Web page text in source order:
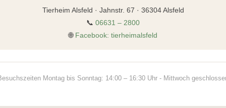
Tierheim Alsfeld · Jahnstr. 67 · 36304 Alsfeld
📞 06631 – 2800
🌐 Facebook: tierheimalsfeld
Montag bis Sonntag: 14:00 – 16:30 Uhr - Mittwoch